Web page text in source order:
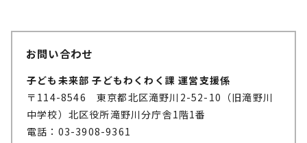
お問い合わせ
子ども未来部 子どもわくわく課 運営支援係
〒114-8546 東京都北区滝野川2-52-10（旧滝野川
中学校）北区役所滝野川分庁舎1階1番
電話：03-3908-9361